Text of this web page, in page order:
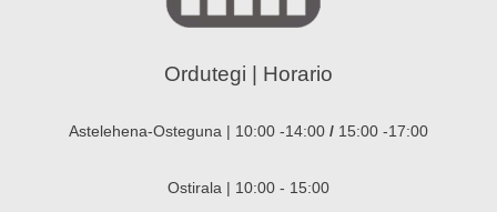
Ordutegi | Horario
Astelehena-Osteguna | 10:00 -14:00 / 15:00 -17:00
Ostirala | 10:00 - 15:00